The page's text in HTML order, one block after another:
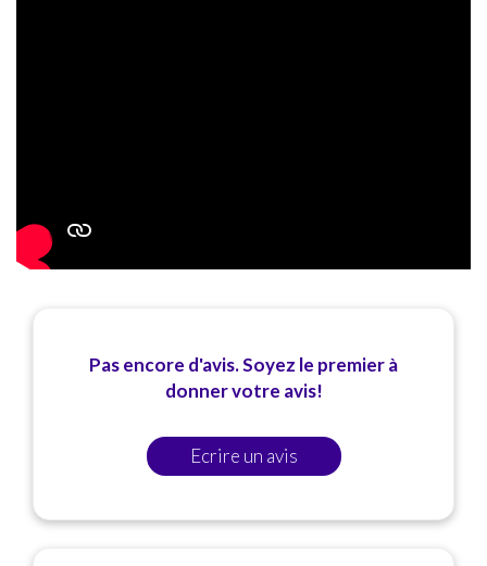
Pas encore d'avis. Soyez le premier à
donner votre avis!
Ecrire un avis